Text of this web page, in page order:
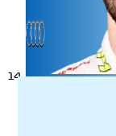
14